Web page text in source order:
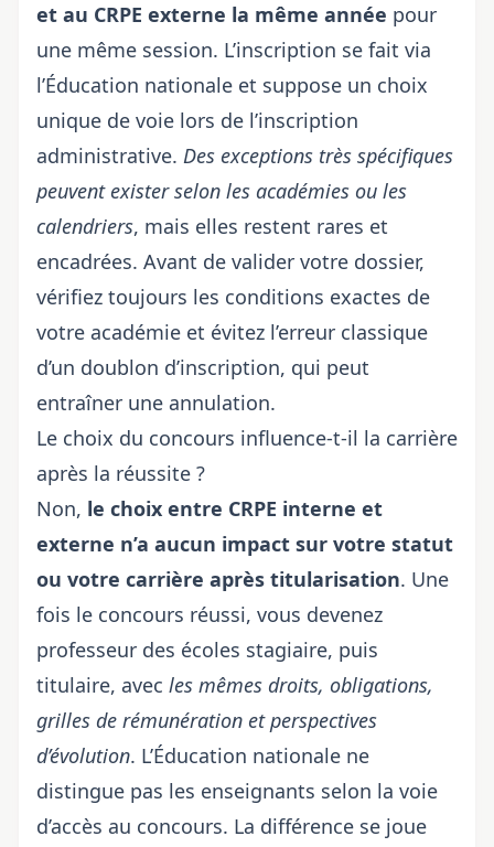
et au CRPE externe la même année pour
une même session. L’inscription se fait via
l’Éducation nationale et suppose un choix
unique de voie lors de l’inscription
administrative. Des exceptions très spécifiques
peuvent exister selon les académies ou les
calendriers, mais elles restent rares et
encadrées. Avant de valider votre dossier,
vérifiez toujours les conditions exactes de
votre académie et évitez l’erreur classique
d’un doublon d’inscription, qui peut
entraîner une annulation.
Le choix du concours influence-t-il la carrière
après la réussite ?
Non, le choix entre CRPE interne et
externe n’a aucun impact sur votre statut
ou votre carrière après titularisation. Une
fois le concours réussi, vous devenez
professeur des écoles stagiaire, puis
titulaire, avec les mêmes droits, obligations,
grilles de rémunération et perspectives
d’évolution. L’Éducation nationale ne
distingue pas les enseignants selon la voie
d’accès au concours. La différence se joue